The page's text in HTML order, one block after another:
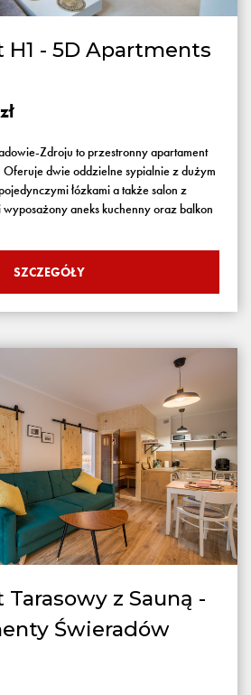
- 5D Apartments
Zdroju to przestronny apartament
Oferuje dwie oddzielne sypialnie z dużym
łózkami a także salon z
wyposażony aneks kuchenny oraz balkon
SZCZEGÓŁY
z Sauną -
Świeradów